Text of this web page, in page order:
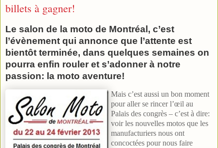
billets à gagner!
Le salon de la moto de Montréal, c’est
l’évènement qui annonce que l’attente est
bientôt terminée, dans quelques semaines on
pourra enfin rouler et s’adonner à notre
passion: la moto aventure!
Mais c’est aussi un bon moment
pour aller se rincer l’œil au
Palais des congrès – c’est à dire:
voir les nouvelles motos que les
manufacturiers nous ont
concoctées pour nous faire